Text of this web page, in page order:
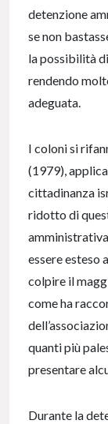
detenzione
se non
la possibilità
rendendo
adeguata.
I coloni si
(1979),
cittadinanza
ridotto di
essere esteso
colpire il
come ha
quanti più
presentare
Durante la